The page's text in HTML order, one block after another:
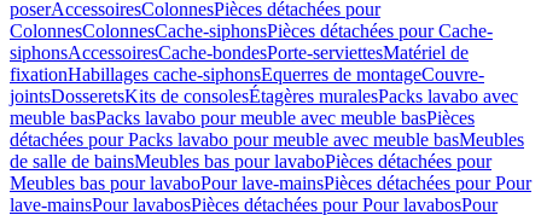
poserAccessoiresColonnesPièces détachées pour
ColonnesColonnesCache-siphonsPièces détachées pour Cache-
siphonsAccessoiresCache-bondesPorte-serviettesMatériel de
fixationHabillages cache-siphonsEquerres de montageCouvre-
jointsDosseretsKits de consolesÉtagères muralesPacks lavabo avec
meuble basPacks lavabo pour meuble avec meuble basPièces
détachées pour Packs lavabo pour meuble avec meuble basMeubles
de salle de bainsMeubles bas pour lavaboPièces détachées pour
Meubles bas pour lavaboPour lave-mainsPièces détachées pour Pour
lave-mainsPour lavabosPièces détachées pour Pour lavabosPour